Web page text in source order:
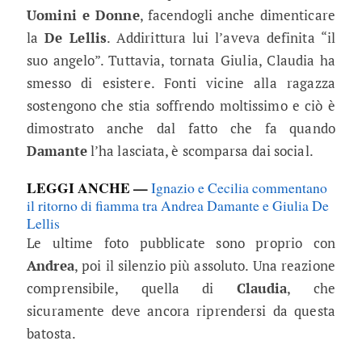
Uomini e Donne, facendogli anche dimenticare
laDe Lellis. Addirittura lui l’aveva definita “il
suo angelo”. Tuttavia, tornata Giulia, Claudia ha
smesso di esistere. Fonti vicine alla ragazza
sostengono che stia soffrendo moltissimo e ciò è
dimostrato anche dal fatto che fa quando
Damantel’ha lasciata, è scomparsa dai social.
LEGGI ANCHE —Ignazio e Cecilia commentano
il ritorno di fiamma tra Andrea Damante e Giulia De
Lellis
Le ultime foto pubblicate sono proprio con
Andrea, poi il silenzio più assoluto. Una reazione
comprensibile, quella di Claudia, che
sicuramente deve ancora riprendersi da questa
batosta.